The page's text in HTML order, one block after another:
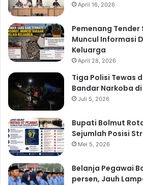
April 16, 2026
Pemenang
Muncul Informasi
Keluarga
April 28, 2026
Tiga Polisi Tewas
Bandar Narkoba
Juli 5, 2026
Bupati Bolmut
Sejumlah Posisi
Mei 5, 2026
Belanja Pegawai
persen, Jauh